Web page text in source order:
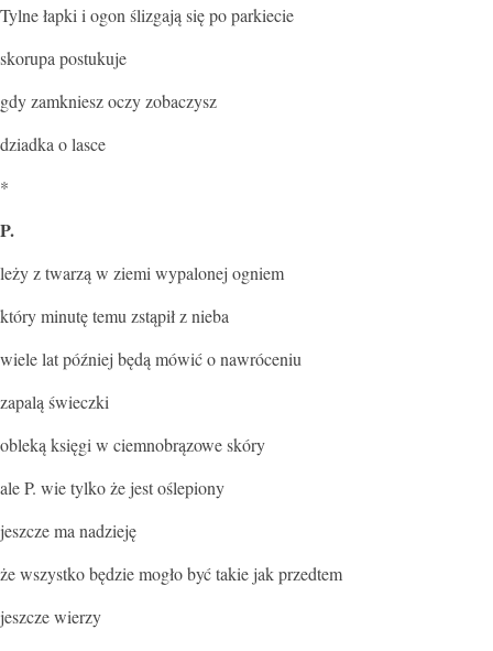
Tylne łapki i ogon ślizgają się po parkiecie
skorupa postukuje
gdy zamkniesz oczy zobaczysz
dziadka o lasce
*
P.
leży z twarzą w ziemi wypalonej ogniem
który minutę temu zstąpił z nieba
wiele lat później będą mówić o nawróceniu
zapalą świeczki
obleką księgi w ciemnobrązowe skóry
ale P. wie tylko że jest oślepiony
jeszcze ma nadzieję
że wszystko będzie mogło być takie jak przedtem
jeszcze wierzy